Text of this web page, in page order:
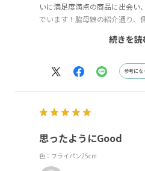
いに満足度満点の商品に出会い
でいます！脇母娘の紹介通り、
と材質がよく、 使用後の洗い
別サイズのフライパンも使用し
続きを読
参考にな
思ったようにGood
色：フライパン25cm